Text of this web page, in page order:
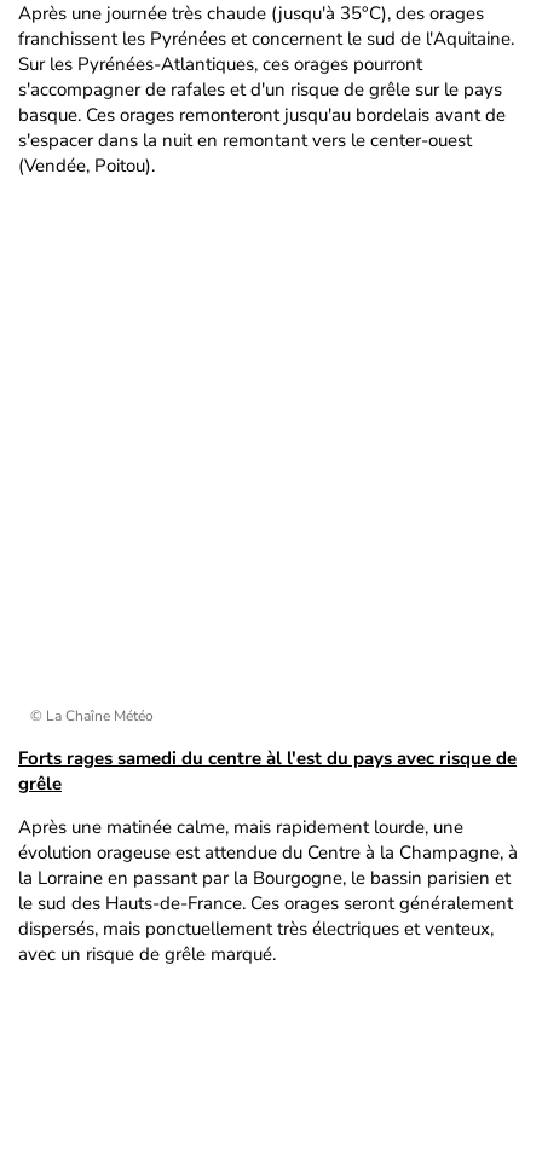
Après une journée très chaude (jusqu'à 35°C), des orages
franchissent les Pyrénées et concernent le sud de l'Aquitaine.
Sur les Pyrénées-Atlantiques, ces orages pourront
s'accompagner de rafales et d'un risque de grêle sur le pays
basque. Ces orages remonteront jusqu'au bordelais avant de
s'espacer dans la nuit en remontant vers le center-ouest
(Vendée, Poitou).
© La Chaîne Météo
Forts rages samedi du centre àl l'est du pays avec risque de
grêle
Après une matinée calme, mais rapidement lourde, une
évolution orageuse est attendue du Centre à la Champagne, à
la Lorraine en passant par la Bourgogne, le bassin parisien et
le sud des Hauts-de-France. Ces orages seront généralement
dispersés, mais ponctuellement très électriques et venteux,
avec un risque de grêle marqué.